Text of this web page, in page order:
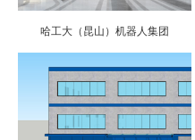
哈工大（昆山）机器人集团